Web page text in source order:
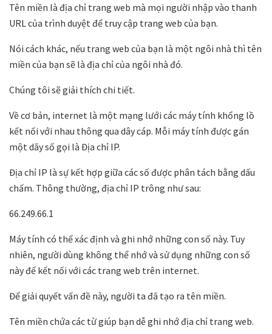
Tên miền là địa chỉ trang web mà mọi người nhập vào thanh
URL của trình duyệt để truy cập trang web của bạn.
Nói cách khác, nếu trang web của bạn là một ngôi nhà thì tên
miền của bạn sẽ là địa chỉ của ngôi nhà đó.
Chúng tôi sẽ giải thích chi tiết.
Về cơ bản, internet là một mạng lưới các máy tính khổng lồ
kết nối với nhau thông qua dây cáp. Mỗi máy tính được gán
một dãy số gọi là Địa chỉ IP.
Địa chỉ IP là sự kết hợp giữa các số được phân tách bằng dấu
chấm. Thông thường, địa chỉ IP trông như sau:
66.249.66.1
Máy tính có thể xác định và ghi nhớ những con số này. Tuy
nhiên, người dùng không thể nhớ và sử dụng những con số
này để kết nối với các trang web trên internet.
Để giải quyết vấn đề này, người ta đã tạo ra tên miền.
Tên miền chứa các từ giúp bạn dễ ghi nhớ địa chỉ trang web.